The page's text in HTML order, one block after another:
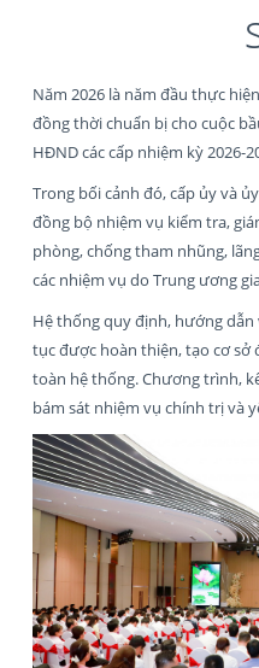
Năm 2026 là năm đầu thực
đồng thời chuẩn bị cho cuộc
HĐND các cấp nhiệm kỳ 2026-
Trong bối cảnh đó, cấp ủy và
đồng bộ nhiệm vụ kiểm tra,
phòng, chống tham nhũng,
các nhiệm vụ do Trung ương
Hệ thống quy định, hướng dẫn
tục được hoàn thiện, tạo cơ
toàn hệ thống. Chương trình,
bám sát nhiệm vụ chính trị và